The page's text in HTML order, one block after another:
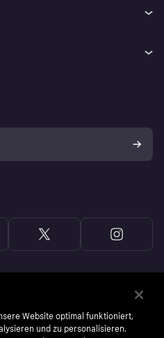
Dein Widerrufsrecht
Website optimal funktioniert,
und zu personalisieren.